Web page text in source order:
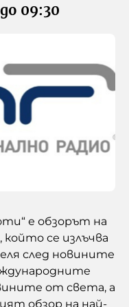
09:30
е обзорът на
се излъчва
след новините
от света, а
обзор на най-